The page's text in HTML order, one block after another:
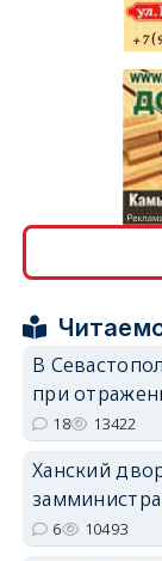
В
при
18 13422
Ханский
6 10493